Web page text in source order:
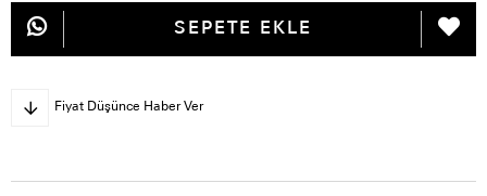
Fiyat Düşünce Haber Ver